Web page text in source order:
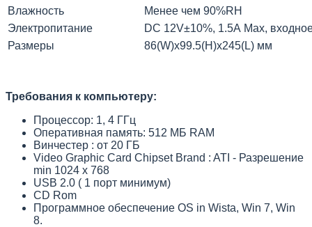
Влажность
Менее чем 90%RH
Электропитание
DC 12V±10%, 1.5А Max,
Размеры
86(W)x99.5(H)x245(L) мм
Требования к компьютеру:
Процессор: 1, 4 ГГц
Оперативная память: 512 МБ RAM
Винчестер : от 20 ГБ
Video Graphic Card Chipset Brand : ATI - Разрешение
min 1024 х 768
USB 2.0 ( 1 порт минимум)
CD Rom
Программное обеспечение OS in Wista, Win 7, Win
8.